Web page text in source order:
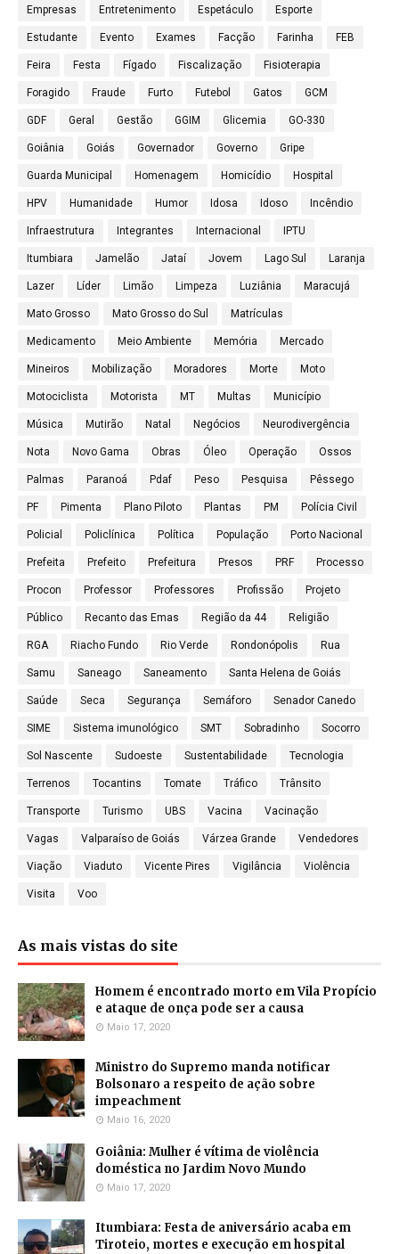
Empresas Entretenimento Espetáculo Esporte
Estudante Evento Exames Facção Farinha FEB
Feira Festa Fígado Fiscalização Fisioterapia
Foragido Fraude Furto Futebol Gatos GCM
GDF Geral Gestão GGIM Glicemia GO-330
Goiânia Goiás Governador Governo Gripe
Guarda Municipal Homenagem Homicídio Hospital
HPV Humanidade Humor Idosa Idoso Incêndio
Infraestrutura Integrantes Internacional IPTU
Itumbiara Jamelão Jataí Jovem Lago Sul Laranja
Lazer Líder Limão Limpeza Luziânia Maracujá
Mato Grosso Mato Grosso do Sul Matrículas
Medicamento Meio Ambiente Memória Mercado
Mineiros Mobilização Moradores Morte Moto
Motociclista Motorista MT Multas Município
Música Mutirão Natal Negócios Neurodivergência
Nota Novo Gama Obras Óleo Operação Ossos
Palmas Paranoá Pdaf Peso Pesquisa Pêssego
PF Pimenta Plano Piloto Plantas PM Polícia Civil
Policial Policlínica Política População Porto Nacional
Prefeita Prefeito Prefeitura Presos PRF Processo
Procon Professor Professores Profissão Projeto
Público Recanto das Emas Região da 44 Religião
RGA Riacho Fundo Rio Verde Rondonópolis Rua
Samu Saneago Saneamento Santa Helena de Goiás
Saúde Seca Segurança Semáforo Senador Canedo
SIME Sistema imunológico SMT Sobradinho Socorro
Sol Nascente Sudoeste Sustentabilidade Tecnologia
Terrenos Tocantins Tomate Tráfico Trânsito
Transporte Turismo UBS Vacina Vacinação
Vagas Valparaíso de Goiás Várzea Grande Vendedores
Viação Viaduto Vicente Pires Vigilância Violência
Visita Voo
As mais vistas do site
Homem é encontrado morto em Vila Propício
e ataque de onça pode ser a causa
Maio 17, 2020
Ministro do Supremo manda notificar
Bolsonaro a respeito de ação sobre
impeachment
Maio 16, 2020
Goiânia: Mulher é vítima de violência
doméstica no Jardim Novo Mundo
Maio 17, 2020
Itumbiara: Festa de aniversário acaba em
Tiroteio, mortes e execução em hospital